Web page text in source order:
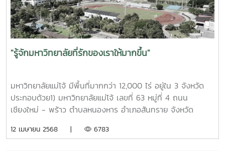
ทั้งนี้สมาคมศิษย์เก่าแม่โจ้ได้แจ้งหนังสือเชิญชวนไปยังชมรมศิษย์
เก่าแม่โจ้ภาค/จังหวัด/รุ่น เป็นที่เรียบร้อยแล้ว
"รู้จักมหาวิทยาลัยที่รักของเราให้มากขึ้น"
มหาวิทยาลัยแม่โจ้ มีพื้นที่มากกว่า 12,000 ไร่ อยู่ใน 3 จังหวัด
ประกอบด้วย1) มหาวิทยาลัยแม่โจ้ เลขที่ 63 หมู่ที่ 4 ถนน
เชียงใหม่ - พร้าว ตำบลหนองหาร อำเภอสันทราย จังหวัด
หมู่ 3 ถนนยันตรกิจโกศล ตำบลแม่ทราย อำเภอร้องกวาง
12 เมษายน 2568 | 6783